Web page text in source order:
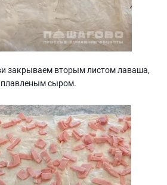
закрываем вторым листом лаваша,
сыром.